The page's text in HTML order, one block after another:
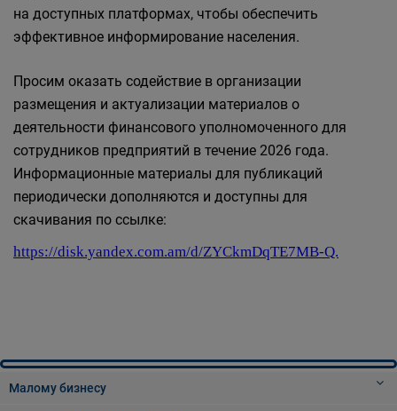
на доступных платформах, чтобы обеспечить
эффективное информирование населения.
Просим оказать содействие в организации
размещения и актуализации материалов о
деятельности финансового уполномоченного для
сотрудников предприятий в течение 2026 года.
Информационные материалы для публикаций
периодически дополняются и доступны для
скачивания по ссылке:
https://disk.yandex.com.am/d/ZYCkmDqTE7MB-Q.
Малому бизнесу